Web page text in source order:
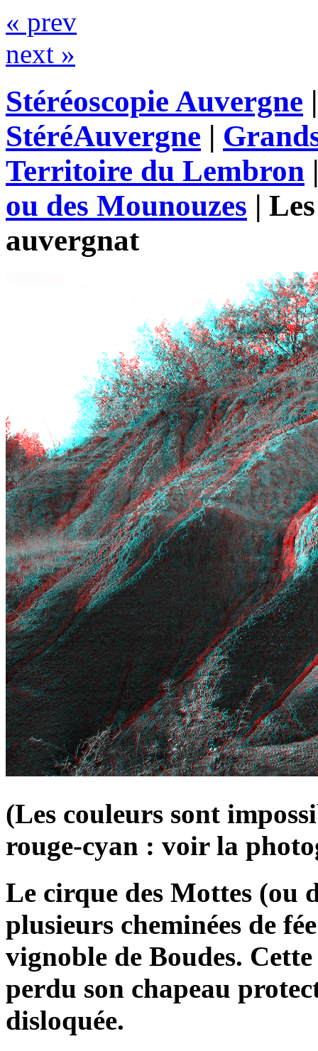
« prev
next »
Stéréoscopie Auvergne
StéréAuvergne |
Territoire du Lembron
ou des Mounouzes |
auvergnat
(Les couleurs sont
rouge-cyan : voir la
Le cirque des Mottes (ou
plusieurs cheminées de
vignoble de Boudes.
perdu son chapeau
disloquée.